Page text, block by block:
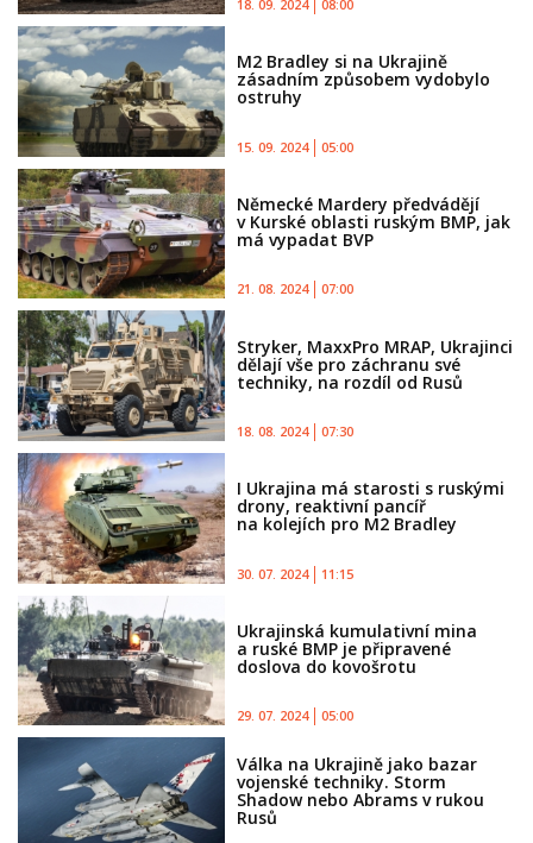
18. 09. 2024 08:00
M2 Bradley si na Ukrajině
zásadním způsobem vydobylo
ostruhy
15. 09. 2024 05:00
Německé Mardery předvádějí
v Kurské oblasti ruským BMP, jak
má vypadat BVP
21. 08. 2024 07:00
Stryker, MaxxPro MRAP, Ukrajinci
dělají vše pro záchranu své
techniky, na rozdíl od Rusů
18. 08. 2024 07:30
I Ukrajina má starosti s ruskými
drony, reaktivní pancíř
na kolejích pro M2 Bradley
30. 07. 2024 11:15
Ukrajinská kumulativní mina
a ruské BMP je připravené
doslova do kovošrotu
29. 07. 2024 05:00
Válka na Ukrajině jako bazar
vojenské techniky. Storm
Shadow nebo Abrams v rukou
Rusů